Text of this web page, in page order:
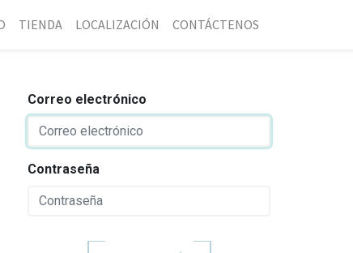
TIENDA LOCALIZACIÓN CONTÁCTENOS
Correo electrónico
Contraseña